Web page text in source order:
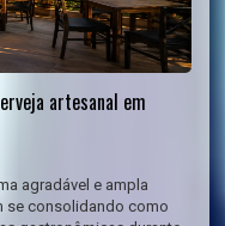
artesanal em
agradável e ampla
se consolidando como